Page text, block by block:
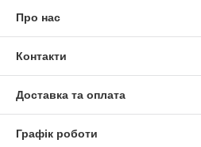
Про нас
Контакти
Доставка та оплата
Графік роботи